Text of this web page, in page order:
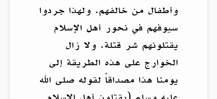
وأطفال من خالفهم. ولهذا جردوا
سيوفهم في نحور أهل الإسلام
يقتلونهم شر قتلة. ولا زال
الخوارج على هذه الطريقة إلى
يومنا هذا مصداقاً لقوله صلى الله